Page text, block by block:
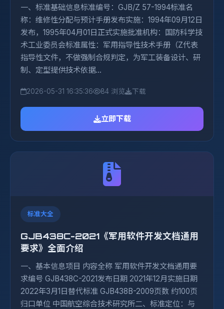
一、标准基础信息标准编号：GJB/Z 57-1994标准名
称：维修性分配与预计手册发布实施：1994年09月12日
发布，1995年04月01日正式实施批准机构：国防科学技
术工业委员会标准属性：军用指导性技术手册（Z代表
指导性文件，不做强制合规判定，为军工装备设计、研
制、定型提供技术依据...
2026-05-31 16:35:36 84 浏览 下载
立即下载
标准大全
GJB438C-2021《军用软件开发文档通用
要求》全面介绍
一、基本信息项目 内容全称 军用软件开发文档通用要
求编号 GJB438C-2021发布日期 2021年12月实施日期
2022年3月1日替代标准 GJB438B-2009页数 约100页
归口单位 中国航空综合技术研究所二、标准定位：与